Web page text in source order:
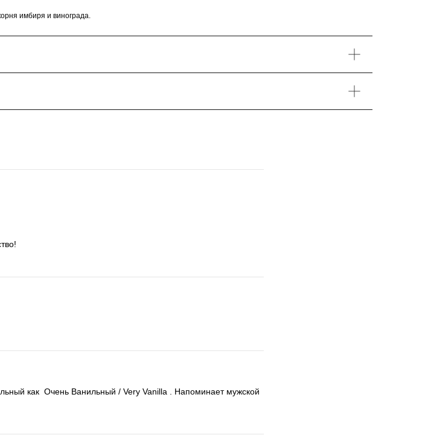
имбиря и винограда.
как  Очень Ванильный / Very Vanilla . Напоминает мужской